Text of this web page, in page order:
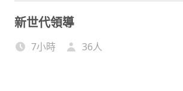
新世代領導
7小時 36人